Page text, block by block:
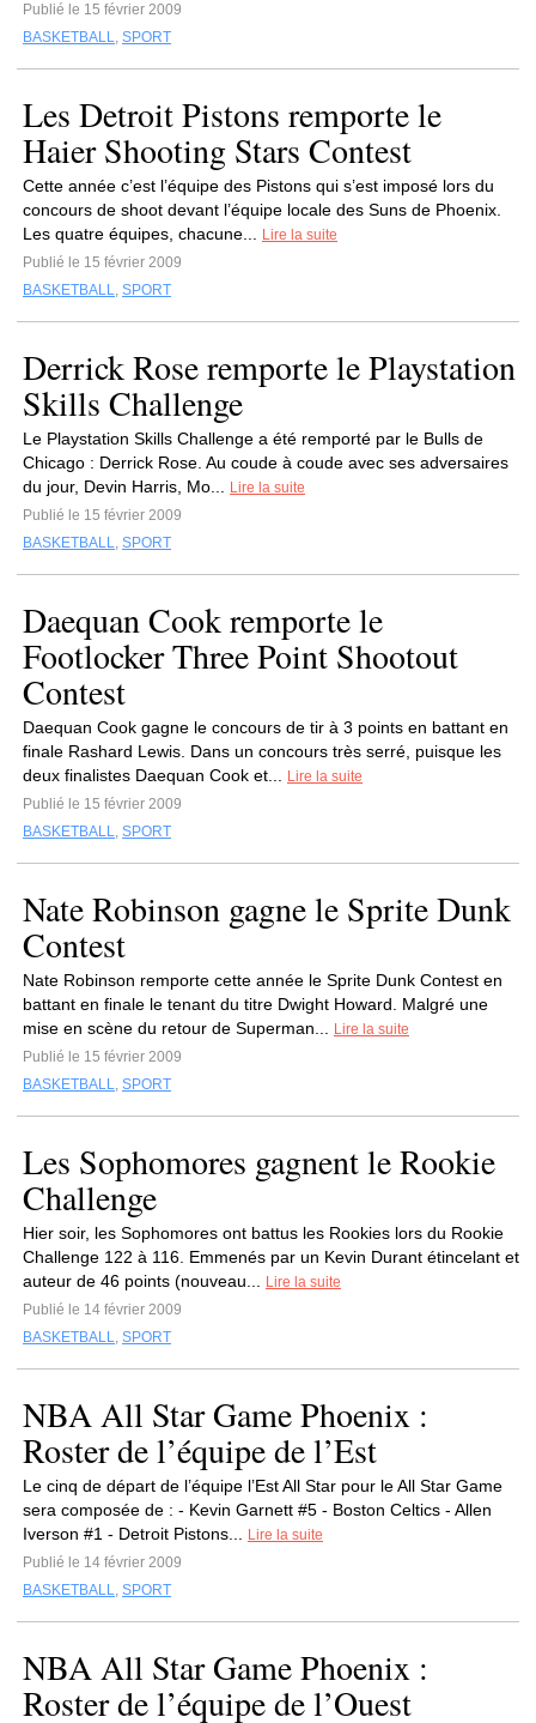
Publié le 15 février 2009
BASKETBALL, SPORT
Les Detroit Pistons remporte le
Haier Shooting Stars Contest
Cette année c’est l’équipe des Pistons qui s’est imposé lors du
concours de shoot devant l’équipe locale des Suns de Phoenix.
Les quatre équipes, chacune...
Lire la suite
Publié le 15 février 2009
BASKETBALL, SPORT
Derrick Rose remporte le Playstation
Skills Challenge
Le Playstation Skills Challenge a été remporté par le Bulls de
Chicago : Derrick Rose. Au coude à coude avec ses adversaires
du jour, Devin Harris, Mo...
Lire la suite
Publié le 15 février 2009
BASKETBALL, SPORT
Daequan Cook remporte le
Footlocker Three Point Shootout
Contest
Daequan Cook gagne le concours de tir à 3 points en battant en
finale Rashard Lewis. Dans un concours très serré, puisque les
deux finalistes Daequan Cook et...
Lire la suite
Publié le 15 février 2009
BASKETBALL, SPORT
Nate Robinson gagne le Sprite Dunk
Contest
Nate Robinson remporte cette année le Sprite Dunk Contest en
battant en finale le tenant du titre Dwight Howard. Malgré une
mise en scène du retour de Superman...
Lire la suite
Publié le 15 février 2009
BASKETBALL, SPORT
Les Sophomores gagnent le Rookie
Challenge
Hier soir, les Sophomores ont battus les Rookies lors du Rookie
Challenge 122 à 116. Emmenés par un Kevin Durant étincelant et
auteur de 46 points (nouveau...
Lire la suite
Publié le 14 février 2009
BASKETBALL, SPORT
NBA All Star Game Phoenix :
Roster de l’équipe de l’Est
Le cinq de départ de l’équipe l’Est All Star pour le All Star Game
sera composée de : - Kevin Garnett #5 - Boston Celtics - Allen
Iverson #1 - Detroit Pistons...
Lire la suite
Publié le 14 février 2009
BASKETBALL, SPORT
NBA All Star Game Phoenix :
Roster de l’équipe de l’Ouest